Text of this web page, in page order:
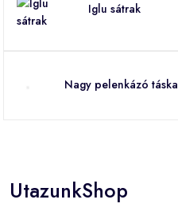
Iglu sátrak
Nagy pelenkázó táska
UtazunkShop